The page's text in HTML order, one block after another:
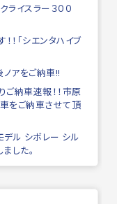
ライスラー３００
！「シエンタハイブ
アをご納車!!
ご納車速報！！市原
をご納車させて頂
ル シボレー シル
した。